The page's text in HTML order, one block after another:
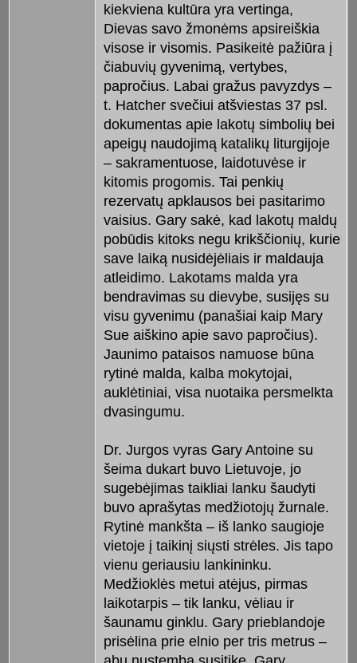
kiekviena kultūra yra vertinga,
Dievas savo žmonėms apsireiškia
visose ir visomis. Pasikeitė pažiūra į
čiabuvių gyvenimą, vertybes,
papročius. Labai gražus pavyzdys –
t. Hatcher svečiui atšviestas 37 psl.
dokumentas apie lakotų simbolių bei
apeigų naudojimą katalikų liturgijoje
– sakramentuose, laidotuvėse ir
kitomis progomis. Tai penkių
rezervatų apklausos bei pasitarimo
vaisius. Gary sakė, kad lakotų maldų
pobūdis kitoks negu krikščionių, kurie
save laiką nusidėjėliais ir maldauja
atleidimo. Lakotams malda yra
bendravimas su dievybe, susijęs su
visu gyvenimu (panašiai kaip Mary
Sue aiškino apie savo papročius).
Jaunimo pataisos namuose būna
rytinė malda, kalba mokytojai,
auklėtiniai, visa nuotaika persmelkta
dvasingumu.
Dr. Jurgos vyras Gary Antoine su
šeima dukart buvo Lietuvoje, jo
sugebėjimas taikliai lanku šaudyti
buvo aprašytas medžiotojų žurnale.
Rytinė mankšta – iš lanko saugioje
vietoje į taikinį siųsti strėles. Jis tapo
vienu geriausiu lankininku.
Medžioklės metui atėjus, pirmas
laikotarpis – tik lanku, vėliau ir
šaunamu ginklu. Gary prieblandoje
prisėlina prie elnio per tris metrus –